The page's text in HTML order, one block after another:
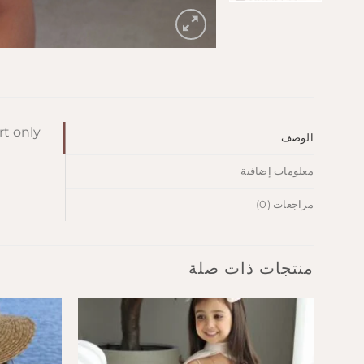
الوصف
معلومات إضافية
مراجعات (0)
only
منتجات ذات صلة